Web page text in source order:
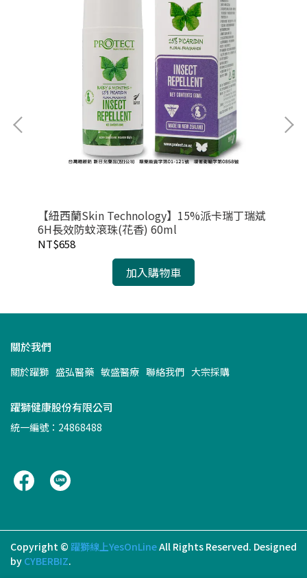
【紐西蘭Skin Technology】15%派卡瑞丁瑞斌
6H長效防蚊滾珠(花香) 60ml
NT$658
加入購物車
關於我們
關於躍獅 盛弘醫藥 敏盛醫療 聯絡我們 大宗採購
躍獅健康股份有限公司
統一編號：24868488
Copyright © 躍獅線上YesOnLineAll Rights Reserved. Designed
by CYBERBIZ.